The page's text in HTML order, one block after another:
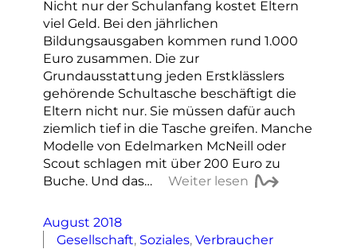
Nicht nur der Schulanfang kostet Eltern
viel Geld. Bei den jährlichen
Bildungsausgaben kommen rund 1.000
Euro zusammen. Die zur
Grundausstattung jeden Erstklässlers
gehörende Schultasche beschäftigt die
Eltern nicht nur. Sie müssen dafür auch
ziemlich tief in die Tasche greifen. Manche
Modelle von Edelmarken McNeill oder
Scout schlagen mit über 200 Euro zu
Buche. Und das…
Weiter lesen
August 2018
Gesellschaft, Soziales, Verbraucher